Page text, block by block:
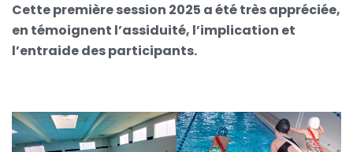
Cette première session 2025 a été très appréciée,
en témoignent l’assiduité, l’implication et
l’entraide des participants.